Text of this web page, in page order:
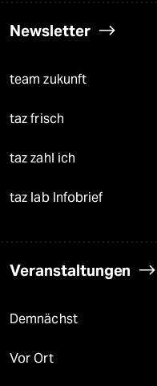
Newsletter
team zukunft
taz frisch
taz zahl ich
taz lab Infobrief
Veranstaltungen
Demnächst
Vor Ort